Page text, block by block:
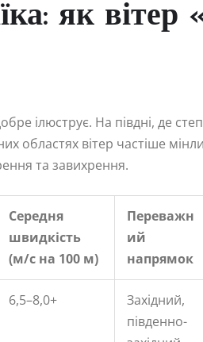
як вітер
ілюструє. На півдні, де
областях вітер частіше
та завихрення.
Середня
швидкість
(м/с на 100 м)
Переважн
ий
напрямок
6,5–8,0+
Західний,
південно-